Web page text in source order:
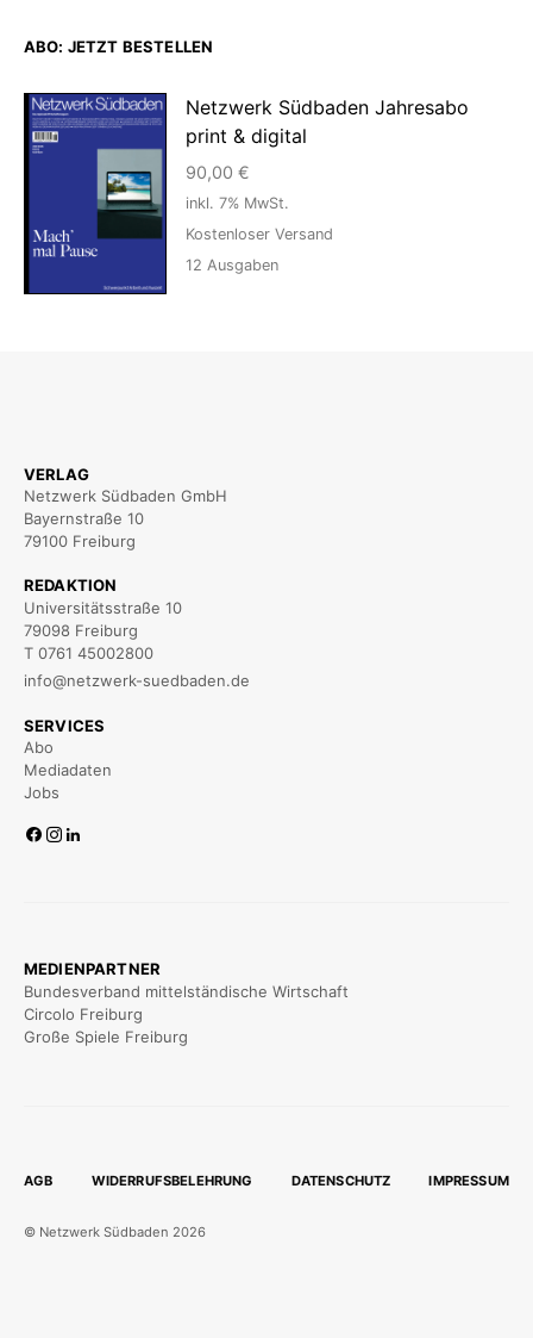
ABO: JETZT BESTELLEN
Netzwerk Südbaden Jahresabo
print & digital
90,00 €
inkl. 7% MwSt.
Kostenloser Versand
12 Ausgaben
VERLAG
Netzwerk Südbaden GmbH
Bayernstraße 10
79100 Freiburg
REDAKTION
Universitätsstraße 10
79098 Freiburg
T 0761 45002800
info@netzwerk-suedbaden.de
SERVICES
Abo
Mediadaten
Jobs
MEDIENPARTNER
Bundesverband mittelständische Wirtschaft
Circolo Freiburg
Große Spiele Freiburg
AGB WIDERRUFSBELEHRUNG DATENSCHUTZ IMPRESSUM
© Netzwerk Südbaden 2026